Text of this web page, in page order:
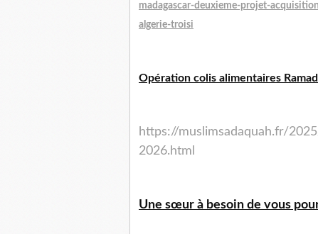
madagascar-deuxieme-projet-
algerie-troisi
Opération colis alimentaires
https://muslimsadaquah.fr/
2026.html
Une sœur à besoin de vous